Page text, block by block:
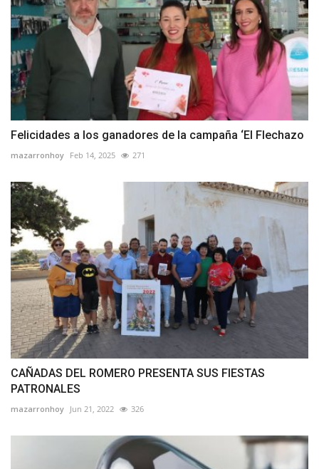
Felicidades a los ganadores de la campaña ‘El Flechazo
mazarronhoy Feb 14, 2025 271
CAÑADAS DEL ROMERO PRESENTA SUS FIESTAS
PATRONALES
mazarronhoy Jun 21, 2022 326